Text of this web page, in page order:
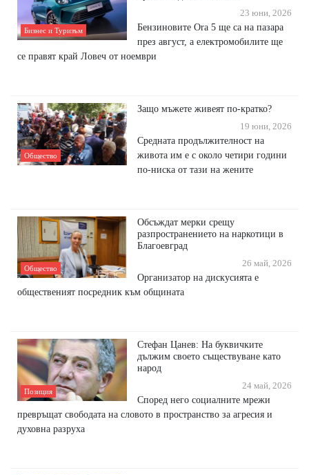
Бизнес и Туризъм
23 юни, 2026
Бензиновите Ora 5 ще са на пазара
през август, а електромобилите ще
се правят край Ловеч от ноември
Общество
Защо мъжете живеят по-кратко?
19 юни, 2026
Средната продължителност на
живота им е с около четири години
по-ниска от тази на жените
Общество
Обсъждат мерки срещу
разпространението на наркотици в
Благоевград
26 май, 2026
Организатор на дискусията е
общественият посредник към общината
Позиция
Стефан Цанев: На буквичките
дължим своето съществуване като
народ
24 май, 2026
Според него социалните мрежи
превръщат свободата на словото в пространство за агресия и
духовна разруха